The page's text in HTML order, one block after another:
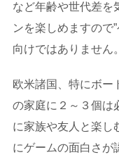
など年齢や世代差を
ンを楽しめますので
向けではありません。
欧米諸国、特にボー
の家庭に２～３個は
に家族や友人と楽し
にゲームの面白さが